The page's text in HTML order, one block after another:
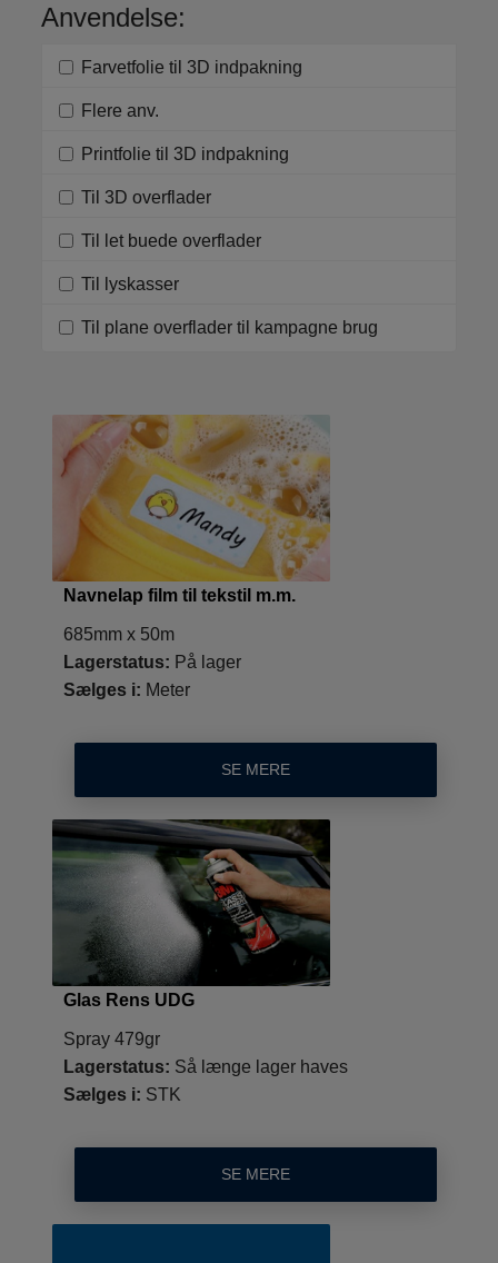
Anvendelse:
Farvetfolie til 3D indpakning
Flere anv.
Printfolie til 3D indpakning
Til 3D overflader
Til let buede overflader
Til lyskasser
Til plane overflader til kampagne brug
Navnelap film til tekstil m.m.
685mm x 50m
Lagerstatus: På lager
Sælges i: Meter
SE MERE
Glas Rens UDG
Spray 479gr
Lagerstatus: Så længe lager haves
Sælges i: STK
SE MERE